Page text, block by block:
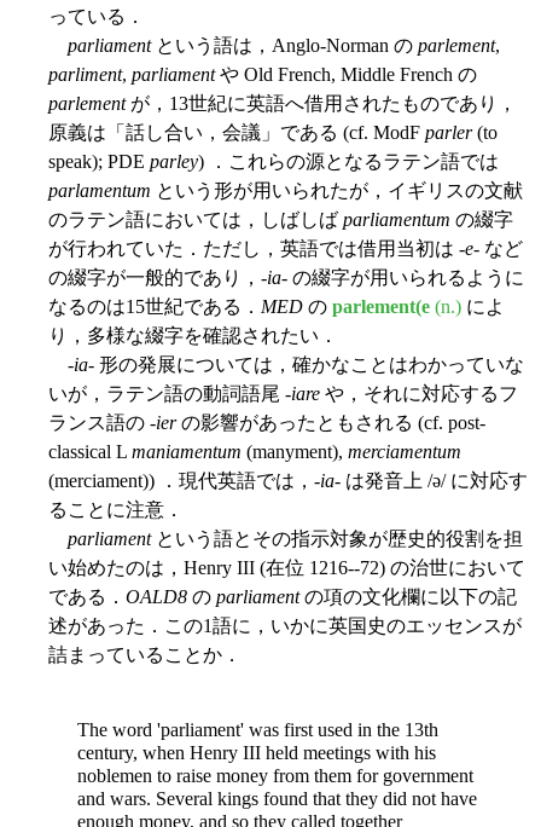
っている．
parliamentという語は，Anglo-Norman の parlement,
parliment, parliamentや Old French, Middle French の
parlementが，13世紀に英語へ借用されたものであり，
原義は「話し合い，会議」である (cf. ModF parler(to
speak); PDE parley) ．これらの源となるラテン語では
parlamentum という形が用いられたが，イギリスの文献
のラテン語においては，しばしば parliamentum の綴字
が行われていた．ただし，英語では借用当初は -e- など
の綴字が一般的であり，-ia- の綴字が用いられるように
なるのは15世紀である． MED の parlement(e (n.) によ
り，多様な綴字を確認されたい．
-ia- 形の発展については，確かなことはわかっていな
いが，ラテン語の動詞語尾 -iare や，それに対応するフ
ランス語の -ierの影響があったともされる (cf. post-
classical L maniamentum (manyment), merciamentum
(merciament)) ．現代英語では，-ia- は発音上 /ə/ に対応す
ることに注意．
parliamentという語とその指示対象が歴史的役割を担
い始めたのは，Henry III (在位 1216--72) の治世において
である． OALD8 の parliamentの項の文化欄に以下の記
述があった．この1語に，いかに英国史のエッセンスが
詰まっていることか．
The word 'parliament' was first used in the 13th
century, when Henry III held meetings with his
noblemen to raise money from them for government
and wars. Several kings found that they did not have
enough money, and so they called together